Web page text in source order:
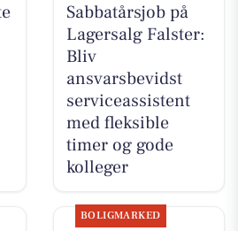
Sabbatårsjob på
Lagersalg Falster:
Bliv
ansvarsbevidst
serviceassistent
med fleksible
timer og gode
kolleger
BOLIGMARKED